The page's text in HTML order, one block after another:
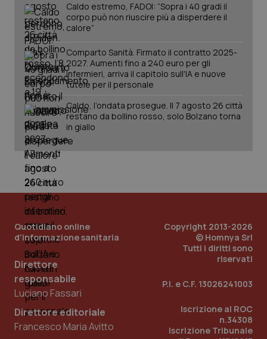
Caldo estremo, FADOI: “Sopra i 40 gradi il
corpo può non riuscire più a disperdere il
calore”
Comparto Sanità. Firmato il contratto 2025-
2027. Aumenti fino a 240 euro per gli
infermieri, arriva il capitolo sull'IA e nuove
tutele per il personale
Caldo, l’ondata prosegue. Il 7 agosto 26 città
restano da bollino rosso, solo Bolzano torna
in giallo
Quotidiano online
d'informazione sanitaria
Direttore
responsabile
Luciano Fassari
Direttore editoriale
Francesco Maria Avitto
Copyright 2013-2026
© Homnya Srl
Tutti i diritti sono
riservati
P.I. e C.F. 13026241003
Iscrizione al ROC
n.34308
Iscrizione Tribunale
PHPSESSID